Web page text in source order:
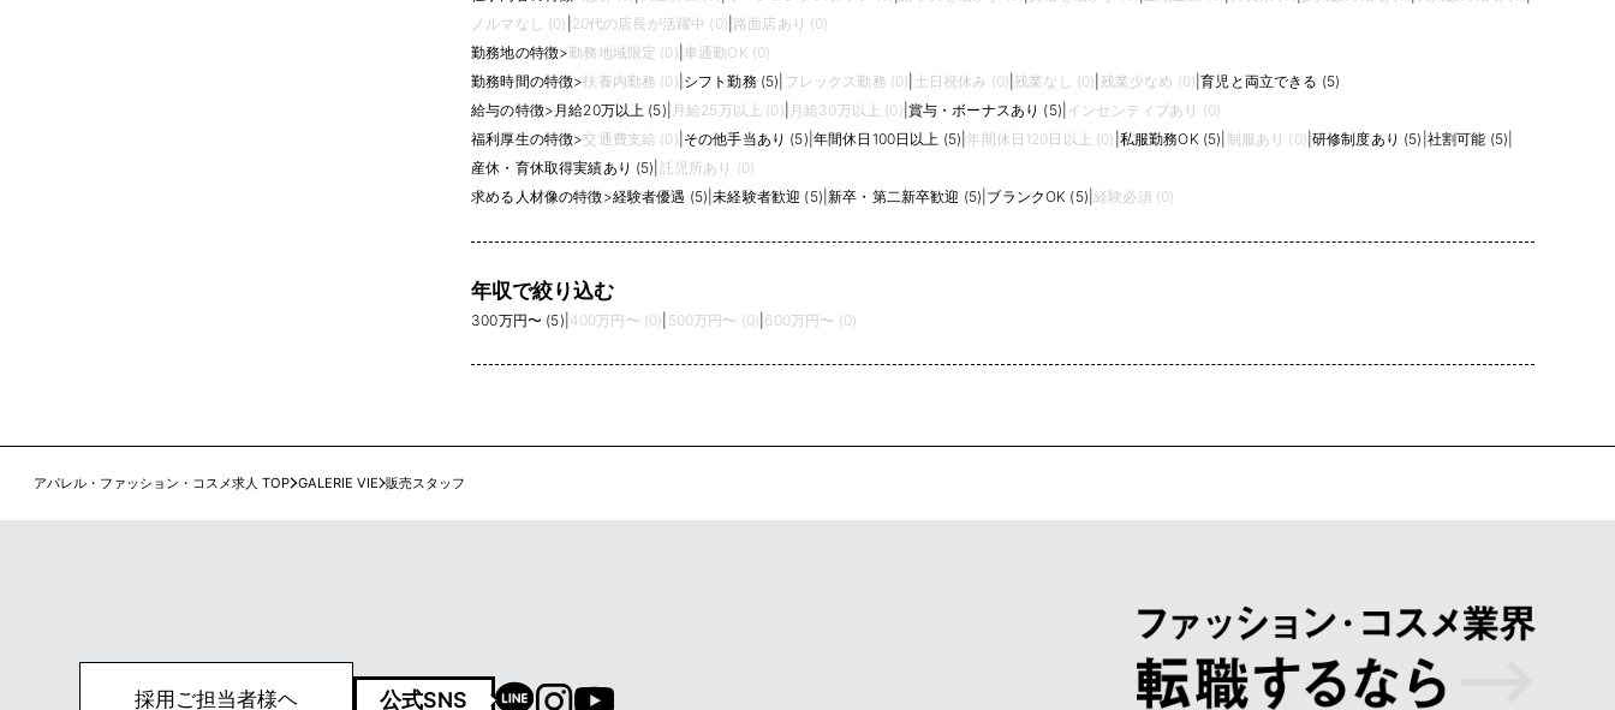
ノルマなし (0) 20代の店長が活躍中 (0) 路面店あり (0)
勤務地の特徴>勤務地域限定 (0) 車通勤OK (0)
勤務時間の特徴>扶養内勤務 (0) シフト勤務 (5) フレックス勤務 (0) 土日祝休み (0) |残業なし (0) 残業少なめ (0) |育児と両立できる (5)
給与の特徴> 月給20万以上 (5) 月給25万以上 (0) 月給30万以上 (0) 賞与・ボーナスあり (5) インセンティブあり (0)
福利厚生の特徴>交通費支給 (0) その他手当あり (5) 年間休日100日以上 (5) 年間休日120日以上 (0) 私服勤務OK (5) 制服あり (0) 研修制度あり (5) 社割可能 (5)
産休・育休取得実績あり (5) 託児所あり (0)
求める人材像の特徴>経験者優遇 (5) |未経験者歓迎 (5) |新卒・第二新卒歓迎 (5) ブランクOK (5) |経験必須 (0)
年収で絞り込む
300万円〜 (5) 400万円〜 (0) 500万円〜 (0) 600万円〜 (0)
アパレル・ファッション・コスメ求人 TOP GALERIE VIE 販売スタッフ
採用ご担当者様ヘ 公式SNS